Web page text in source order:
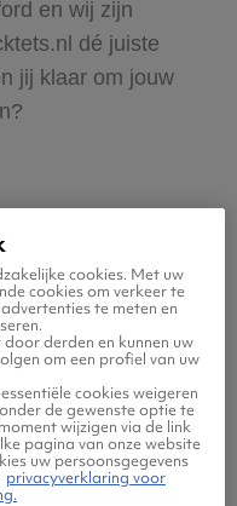
en wij zijn
dé juiste
jij klaar om jouw
voor
cookies. Met uw
cookies om verkeer te
te meten en
derden en kunnen uw
om een profiel van uw
cookies weigeren
de gewenste optie te
wijzigen via de link
pagina van onze website
uw persoonsgegevens
privacyverklaring voor